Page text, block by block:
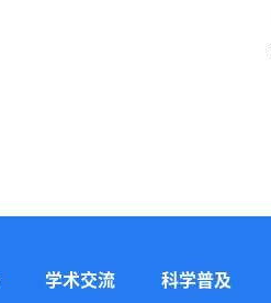
学术交流 科学普及